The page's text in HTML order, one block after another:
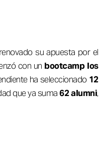
su apuesta por el
con un bootcamp los
ha seleccionado 12
que ya suma62 alumni,